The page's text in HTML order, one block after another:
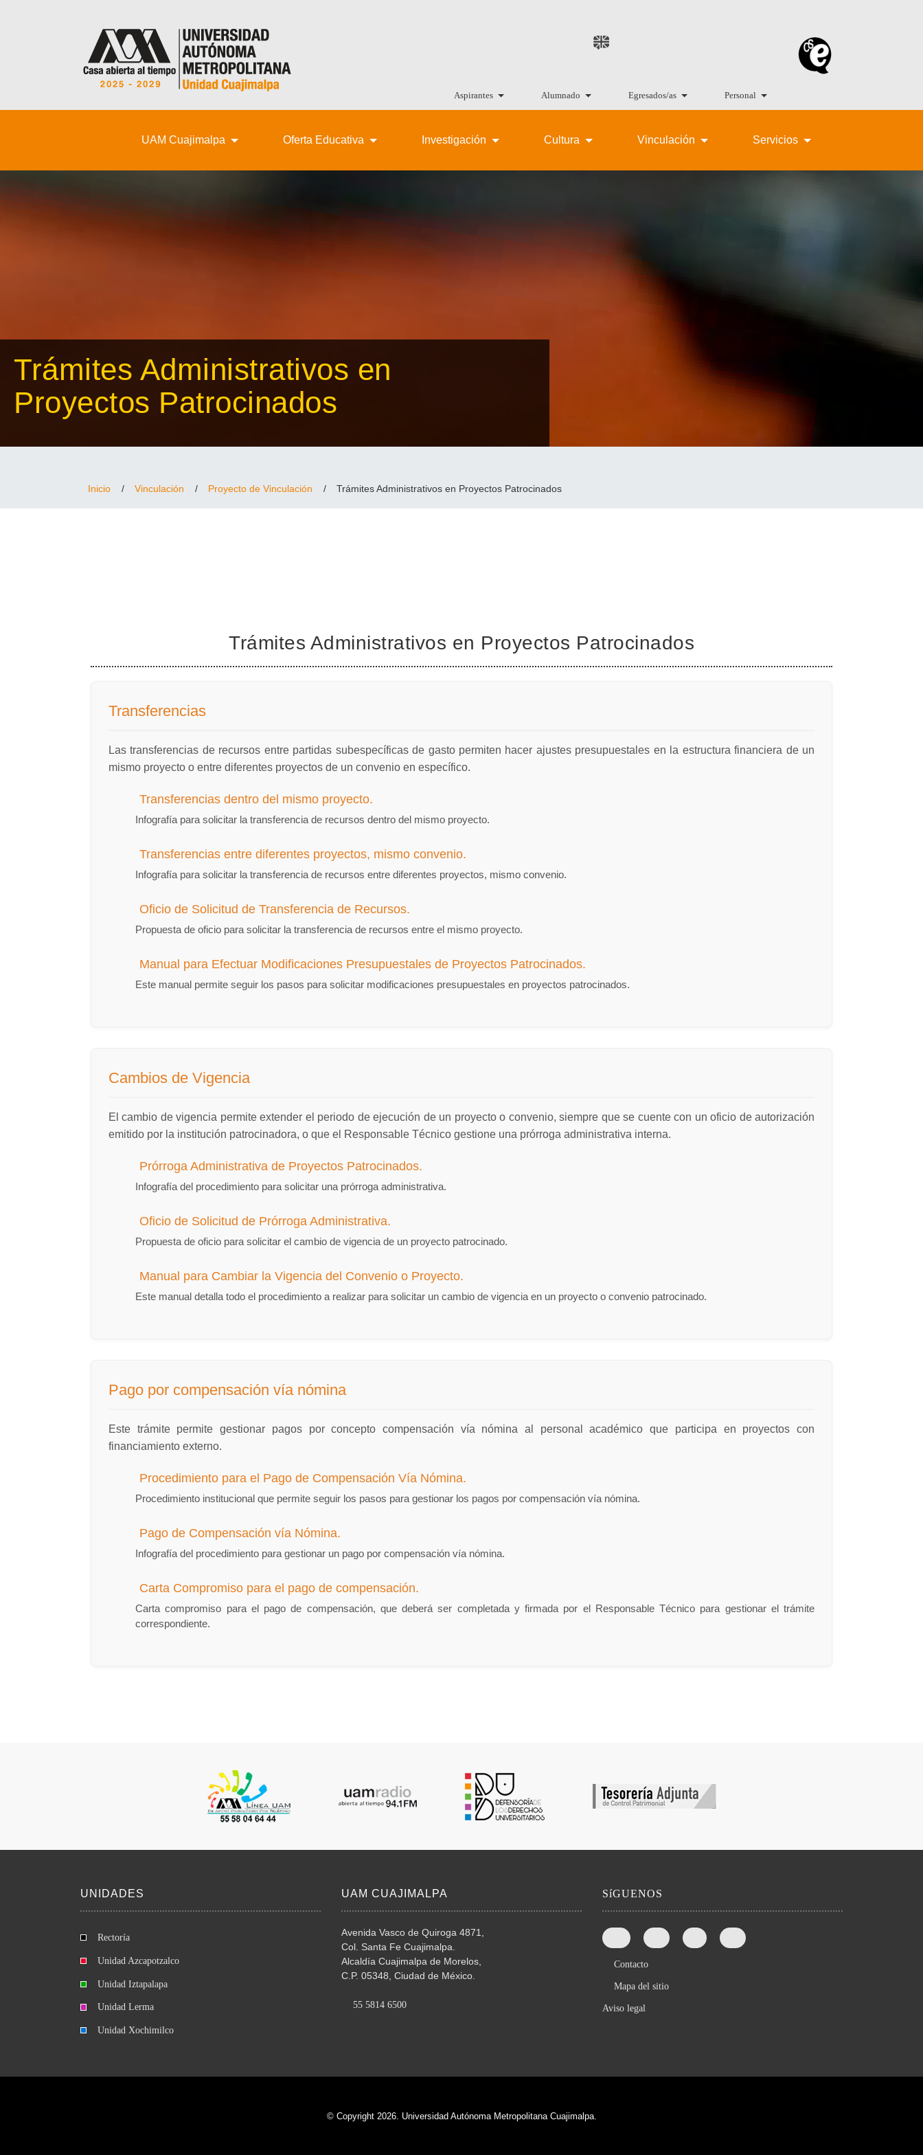
Aspirantes Alumnado Egresados/as Personal
UAM Cuajimalpa Oferta Educativa Investigación Cultura Vinculación Servicios
Trámites Administrativos en
Proyectos Patrocinados
Inicio / Vinculación / Proyecto de Vinculación / Trámites Administrativos en Proyectos Patrocinados
Trámites Administrativos en Proyectos Patrocinados
Transferencias
Las transferencias de recursos entre partidas subespecíficas de gasto permiten hacer ajustes presupuestales en la estructura financiera de un
mismo proyecto o entre diferentes proyectos de un convenio en específico.
Transferencias dentro del mismo proyecto.
Infografía para solicitar la transferencia de recursos dentro del mismo proyecto.
Transferencias entre diferentes proyectos, mismo convenio.
Infografía para solicitar la transferencia de recursos entre diferentes proyectos, mismo convenio.
Oficio de Solicitud de Transferencia de Recursos.
Propuesta de oficio para solicitar la transferencia de recursos entre el mismo proyecto.
Manual para Efectuar Modificaciones Presupuestales de Proyectos Patrocinados.
Este manual permite seguir los pasos para solicitar modificaciones presupuestales en proyectos patrocinados.
Cambios de Vigencia
El cambio de vigencia permite extender el periodo de ejecución de un proyecto o convenio, siempre que se cuente con un oficio de autorización
emitido por la institución patrocinadora, o que el Responsable Técnico gestione una prórroga administrativa interna.
Prórroga Administrativa de Proyectos Patrocinados.
Infografía del procedimiento para solicitar una prórroga administrativa.
Oficio de Solicitud de Prórroga Administrativa.
Propuesta de oficio para solicitar el cambio de vigencia de un proyecto patrocinado.
Manual para Cambiar la Vigencia del Convenio o Proyecto.
Este manual detalla todo el procedimiento a realizar para solicitar un cambio de vigencia en un proyecto o convenio patrocinado.
Pago por compensación vía nómina
Este trámite permite gestionar pagos por concepto compensación vía nómina al personal académico que participa en proyectos con
financiamiento externo.
Procedimiento para el Pago de Compensación Vía Nómina.
Procedimiento institucional que permite seguir los pasos para gestionar los pagos por compensación vía nómina.
Pago de Compensación vía Nómina.
Infografía del procedimiento para gestionar un pago por compensación vía nómina.
Carta Compromiso para el pago de compensación.
Carta compromiso para el pago de compensación, que deberá ser completada y firmada por el Responsable Técnico para gestionar el trámite
correspondiente.
UNIDADES
Rectoría
Unidad Azcapotzalco
Unidad Iztapalapa
Unidad Lerma
Unidad Xochimilco
UAM CUAJIMALPA
Avenida Vasco de Quiroga 4871,
Col. Santa Fe Cuajimalpa.
Alcaldía Cuajimalpa de Morelos,
C.P. 05348, Ciudad de México.
55 5814 6500
SíGUENOS
Contacto
Mapa del sitio
Aviso legal
© Copyright 2026. Universidad Autónoma Metropolitana Cuajimalpa.